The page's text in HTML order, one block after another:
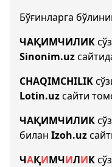
Бўғинларга
ЧАҚИМЧИЛИК
Sinonim.uz
CHAQIMCHILIK
Lotin.uzсайти
ЧАҚИМЧИЛИК
билан Izoh.uz
ЧАҚИМЧИЛИК